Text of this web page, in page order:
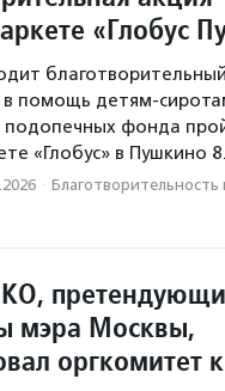
«Глобус
в помощь детям-
фонда
«Глобус» в Пушкино
·
мэра Москвы,
оргкомитет